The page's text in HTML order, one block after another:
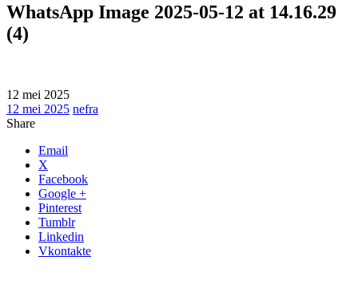
WhatsApp Image 2025-05-12 at 14.16.29
(4)
12 mei 2025
12 mei 2025 nefra
Share
Email
X
Facebook
Google +
Pinterest
Tumblr
Linkedin
Vkontakte